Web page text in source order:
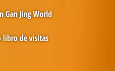
Gan Jing World
libro de visitas